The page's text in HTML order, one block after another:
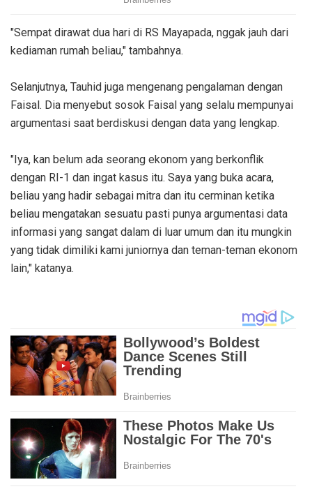
"Sempat dirawat dua hari di RS Mayapada, nggak jauh dari
kediaman rumah beliau," tambahnya.
Selanjutnya, Tauhid juga mengenang pengalaman dengan
Faisal. Dia menyebut sosok Faisal yang selalu mempunyai
argumentasi saat berdiskusi dengan data yang lengkap.
"Iya, kan belum ada seorang ekonom yang berkonflik
dengan RI-1 dan ingat kasus itu. Saya yang buka acara,
beliau yang hadir sebagai mitra dan itu cerminan ketika
beliau mengatakan sesuatu pasti punya argumentasi data
informasi yang sangat dalam di luar umum dan itu mungkin
yang tidak dimiliki kami juniornya dan teman-teman ekonom
lain," katanya.